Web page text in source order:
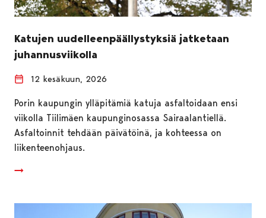
Katujen uudelleenpäällystyksiä jatketaan
juhannusviikolla
12 kesäkuun, 2026
Porin kaupungin ylläpitämiä katuja asfaltoidaan ensi
viikolla Tiilimäen kaupunginosassa Sairaalantiellä.
Asfaltoinnit tehdään päivätöinä, ja kohteessa on
liikenteenohjaus.